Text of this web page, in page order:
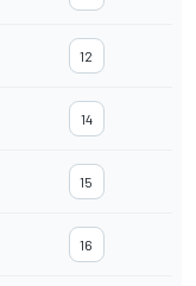
12
14
15
16